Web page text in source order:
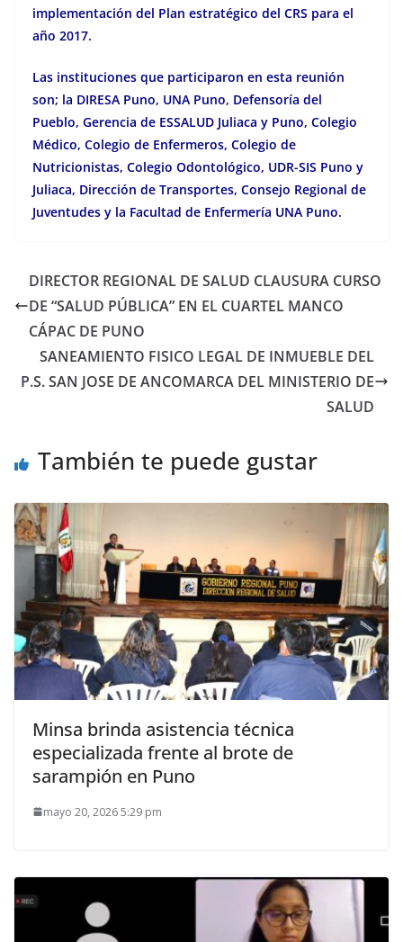
implementación del Plan estratégico del CRS para el
año 2017.
Las instituciones que participaron en esta reunión
son; la DIRESA Puno, UNA Puno, Defensoría del
Pueblo, Gerencia de ESSALUD Juliaca y Puno, Colegio
Médico, Colegio de Enfermeros, Colegio de
Nutricionistas, Colegio Odontológico, UDR-SIS Puno y
Juliaca, Dirección de Transportes, Consejo Regional de
Juventudes y la Facultad de Enfermería UNA Puno.
DIRECTOR REGIONAL DE SALUD CLAUSURA CURSO
DE “SALUD PÚBLICA” EN EL CUARTEL MANCO
CÁPAC DE PUNO
SANEAMIENTO FISICO LEGAL DE INMUEBLE DEL
P.S. SAN JOSE DE ANCOMARCA DEL MINISTERIO DE
SALUD
También te puede gustar
Minsa brinda asistencia técnica
especializada frente al brote de
sarampión en Puno
mayo 20, 2026 5:29 pm